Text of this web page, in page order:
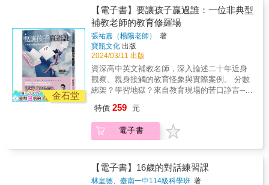
邊唱，做一個個人生命的展現。誠如杜老師在
『水源生活卡片』中所言：『用去年的心得，
過今年的日子。』『回到自己，走向一路的春
夏秋冬。』&mdash;黃淑文（心靈作家） 「把
孩子種回來。這個孩子不是別人，就是你自己
內在的小孩！把孩子們種回來，也就是把自己
種回來！」&mdash;杜守正 &
色： ◎林怡辰（資深教師；閱讀推廣人）、洪
仲清（臨床心理師）、葉丙成（台大電機系教
授）、黃瑽寧（黃瑽寧醫師健康講堂）、溫美
玉（溫美玉科技作文創始人）、館長小編彭冠
綸（《療心圖書館》作者）、羅怡君（親職溝
通作家與講師；「K歌Su房」主持人）齊聲推
薦（依姓氏筆劃順序排列） ◎我曾經看過內心
受傷的老師，黯然地說：「反正就兩年，我用
最低的標準來帶你的孩子就好。」甚至有些認
真的老師，申請提早退休，遠離傷心地。 我也
曾聽過原本高度支持老師的家長，因為不斷收
到老師對孩子情緒性的責備，與老師的關係變
得疏遠，甚至變成對立面。 這對於夾在中間的
師：處理親師衝突的「9大招」 1. 詢問家長，
孩子最近在家中的表現如何，有沒有特殊的狀
明進老師，即使教學高度獲得認同，但也被家
長投訴過。蘇老師認為當親師有衝突，請彼此
都放下情緒，先同理對方，並用釋出善意的正
向的語言，來代替對彼此的指責，也才有機會
釐清真相、妥適處理，否則最痛苦的終究是孩
子。 六個面向，解決棘手的親師衝突；讓每個
家長都成為孩子的「教育合夥人」 蘇老師曾認
為「沒關係，你家長不教，我來教！」，但孩
助、配合，老師很難一個人拉住往深淵下墜的
衝突的核心精準切入外，蘇老師更在本書提供
最能避免親師衝突的關鍵，也就是建立親師間
的信任感，才能真正減少親師衝突。 ★本書特
色： ◎林怡辰（資深教師；閱讀推廣人）、洪
仲清（臨床心理師）、葉丙成（台大電機系教
成癮、成績競逐、優秀標籤、 否定標籤、自我
貶低、挑剔教養、偏心悲劇、溝通斷裂、選組
迷思、羞辱創傷&hellip;&hellip; 比起擔憂成績
問題，更重要的是探究在成績背後， 究竟是
「什麼」讓孩子出了問題。 ／ ●母親持刀威脅
兒子「不考醫科，我就跟你同歸於盡」；少年
意圖舉刀自刎，最後一名的他，父親在成績單
大大寫下「丟臉」兩個字。 ●學霸考全校第
二，母親埋怨補習班沒教好，害孩子沒拿第
一；女孩考三十八分，進步了十分，爸媽罵她
跳級補習的小神童，有天失控地對爸爸大吼：
「我要殺了你！」 ●在校受挫、補習壓迫，回
家繼續承受「你很爛」的責罵，自信全失的孩
層夾殺&hellip;&hellip; 一週跑三家補習的小學
生問：「我得這樣考試考多久？」 沒考到爸媽
金石堂
【電子書】要讓孩子贏過誰：一位非典型
補教老師的教育修羅場
張祐嘉（楊陽老師）
著
寶瓶文化 出版
2024/03/11 出版
資深高中英文補教名師，深入論述二十年近身
觀察、親身接觸的教育怪象與實際案例。 分數
綁架？學習地獄？來自教育現場的苦口諍言──
合推薦：國中教師、高中教師、大學教授、諮
商心理師、親子教養作家、親職教育講師。 ／
教育部統計，學生自殺通報五年飆升八倍， 補
成癮、成績競逐、優秀標籤、 否定標籤、自我
貶低、挑剔教養、偏心悲劇、溝通斷裂、選組
特價 259 元
電子書
【電子書】16歲的對話練習課
林皇德、臺南一中114級科學班 著